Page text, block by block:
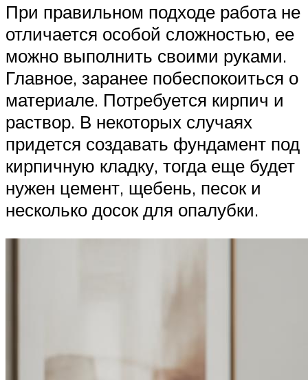
При правильном подходе работа не
отличается особой сложностью, ее
можно выполнить своими руками.
Главное, заранее побеспокоиться о
материале. Потребуется кирпич и
раствор. В некоторых случаях
придется создавать фундамент под
кирпичную кладку, тогда еще будет
нужен цемент, щебень, песок и
несколько досок для опалубки.